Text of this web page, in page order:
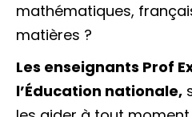
mathématiques,
matières ?
Les enseignants Prof
l’Éducation nationale,